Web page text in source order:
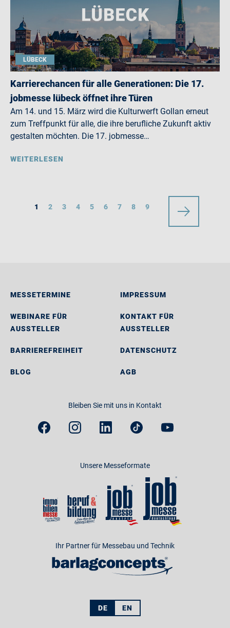
LÜBECK
Karrierechancen für alle Generationen: Die 17.
jobmesse lübeck öffnet ihre Türen
Am 14. und 15. März wird die Kulturwerft Gollan erneut
zum Treffpunkt für alle, die ihre berufliche Zukunft aktiv
gestalten möchten. Die 17. jobmesse…
WEITERLESEN
1 2 3 4 5 6 7 8 9
MESSETERMINE
WEBINARE FÜR
AUSSTELLER
BARRIEREFREIHEIT
BLOG
IMPRESSUM
KONTAKT FÜR
AUSSTELLER
DATENSCHUTZ
AGB
Bleiben Sie mit uns in Kontakt
Unsere Messeformate
Ihr Partner für Messebau und Technik
DE EN